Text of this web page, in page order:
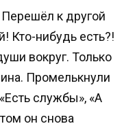
к другой
Кто-нибудь есть?!
вокруг. Только
Промелькнули
службы», «А
он снова